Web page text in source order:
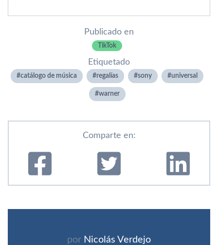
Publicado en
TikTok
Etiquetado
catálogo de música regalías sony universal
warner
Comparte en:
por Nicolás Verdejo